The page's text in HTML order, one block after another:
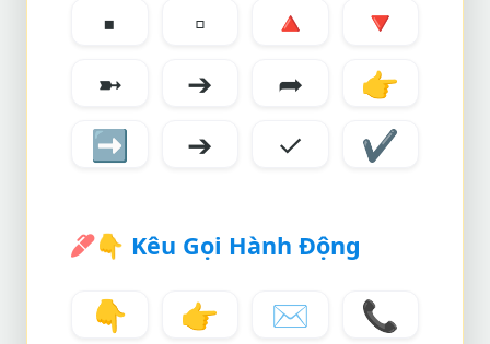
▪️
▫️ 🔺
🔻
➼
➔ ➦
👉
➡️
➔ ✓ ✔
👇 Kêu Gọi Hành Động
👇 👉 ✉️
📞